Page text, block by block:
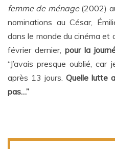
femme de ménage (2002)
nominations au César,
dans le monde du cinéma et
février dernier, pour la
“J’avais presque oublié, car
après 13 jours. Quelle lutte
pas…”